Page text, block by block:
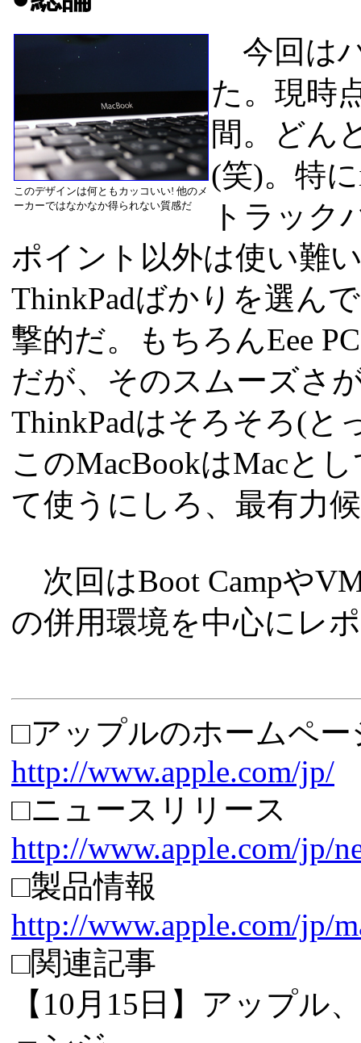
このデザインは何ともカッコいい! 他のメ
ーカーではなかなか得られない質感だ
今回は
た。現時
間。どん
(笑)。特
トラック
ポイント以外は使い難
ThinkPadばかりを選ん
撃的だ。もちろんEee
だが、そのスムーズさ
ThinkPadはそろそろ(と
このMacBookはMacと
て使うにしろ、最有力
次回はBoot Campや
の併用環境を中心にレ
□アップルのホームペー
http://www.apple.com/jp/
□ニュースリリース
http://www.apple.com/jp/
□製品情報
http://www.apple.com/jp/
□関連記事
【10月15日】アップル